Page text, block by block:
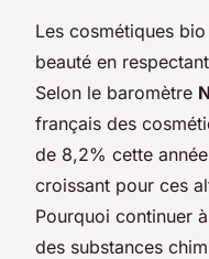
Les cosmétiques
beauté en
Selon le baromètre
français des
de 8,2% cette
croissant pour ces
Pourquoi continuer
des substances